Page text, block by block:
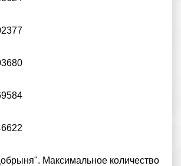
Максимальное количество